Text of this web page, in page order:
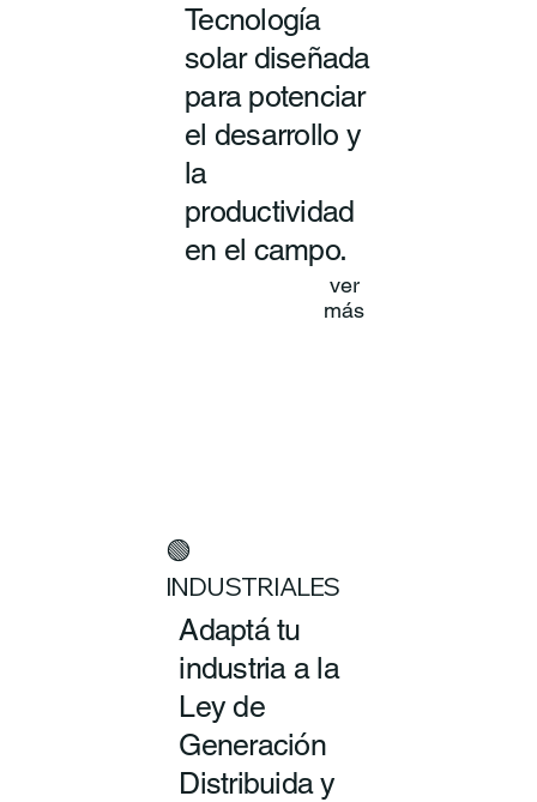
Tecnología
solar diseñada
para potenciar
el desarrollo y
la
productividad
en el campo.
ver
más
🟢
INDUSTRIALES
Adaptá tu
industria a la
Ley de
Generación
Distribuida y